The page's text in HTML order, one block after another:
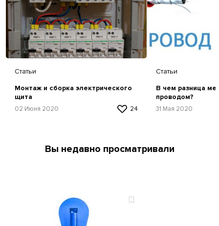
Статьи
Монтаж и сборка электрического
щита
02 Июня 2020 24
Статьи
В чем разница
проводом?
31 Мая 2020
Вы недавно просматривали